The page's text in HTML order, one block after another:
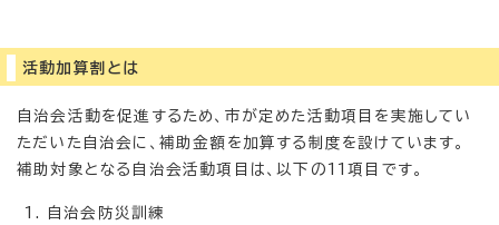
活動加算割とは
自治会活動を促進するため、市が定めた活動項目を実施してい
ただいた自治会に、補助金額を加算する制度を設けています。
補助対象となる自治会活動項目は、以下の11項目です。
自治会防災訓練